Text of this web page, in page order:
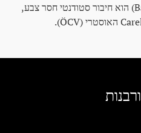
Babenberg, abbreviation: BbG) הוא חיבור סטודנטי חסר צבע,